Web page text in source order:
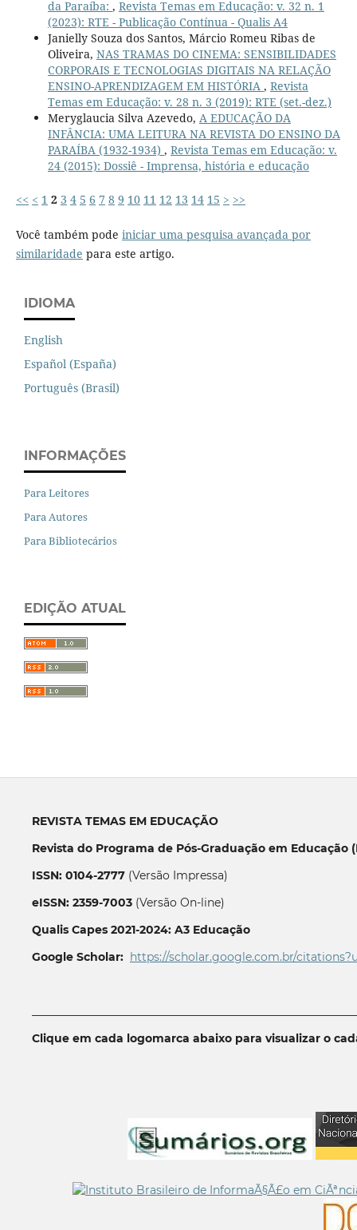
da Paraíba: , Revista Temas em Educação: v. 32 n. 1
(2023): RTE - Publicação Contínua - Qualis A4
Janielly Souza dos Santos, Márcio Romeu Ribas de
Oliveira, NAS TRAMAS DO CINEMA: SENSIBILIDADES
CORPORAIS E TECNOLOGIAS DIGITAIS NA RELAÇÃO
ENSINO-APRENDIZAGEM EM HISTÓRIA , Revista
Temas em Educação: v. 28 n. 3 (2019): RTE (set.-dez.)
Meryglaucia Silva Azevedo, A EDUCAÇÃO DA
INFÂNCIA: UMA LEITURA NA REVISTA DO ENSINO DA
PARAÍBA (1932-1934) , Revista Temas em Educação: v.
24 (2015): Dossiê - Imprensa, história e educação
<< < 1 2 3 4 5 6 7 8 9 10 11 12 13 14 15 > >>
Você também pode iniciar uma pesquisa avançada por
similaridade para este artigo.
IDIOMA
English
Español (España)
Português (Brasil)
INFORMAÇÕES
Para Leitores
Para Autores
Para Bibliotecários
EDIÇÃO ATUAL
REVISTA TEMAS EM EDUCAÇÃO
Revista do Programa de Pós-Graduação em Educação
ISSN: 0104-2777(Versão Impressa)
eISSN: 2359-7003(Versão On-line)
Qualis Capes 2021-2024: A3 Educação
Google Scholar: https://scholar.google.com.br/
Clique em cada logomarca abaixo para visualizar o